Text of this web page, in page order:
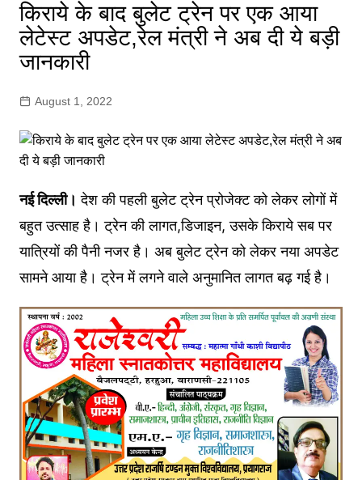
किराये के बाद बुलेट ट्रेन पर एक आया
लेटेस्ट अपडेट,रेल मंत्री ने अब दी ये बड़ी
जानकारी
August 1, 2022
नई दिल्ली। देश की पहली बुलेट ट्रेन प्रोजेक्ट को लेकर लोगों में
बहुत उत्साह है। ट्रेन की लागत,डिजाइन, उसके किराये सब पर
यात्रियों की पैनी नजर है। अब बुलेट ट्रेन को लेकर नया अपडेट
सामने आया है। ट्रेन में लगने वाले अनुमानित लागत बढ़ गई है।